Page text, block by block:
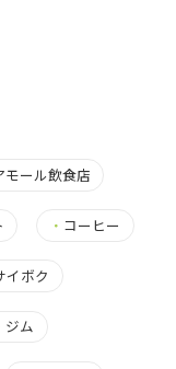
モール飲食店
・ コーヒー
イボク
ジム